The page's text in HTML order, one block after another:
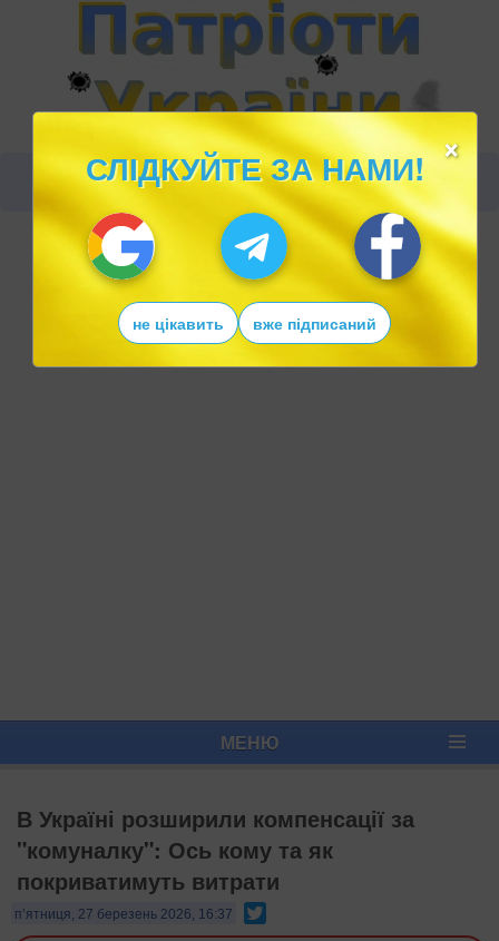
МЕНЮ
В Україні розширили компенсації за
"комуналку": Ось кому та як
покриватимуть витрати
п’ятниця, 27 березень 2026, 16:37
×
СЛІДКУЙТЕ ЗА НАМИ!
не цікавить вже підписаний